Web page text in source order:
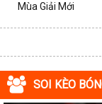
✓ VLWC KV Châu Á;
✓ Các giải đấu bóng
Vì vậy, đồng hành
sẽ không bỏ lỡ bất
Mùa Giải Mới
SOI KÈO